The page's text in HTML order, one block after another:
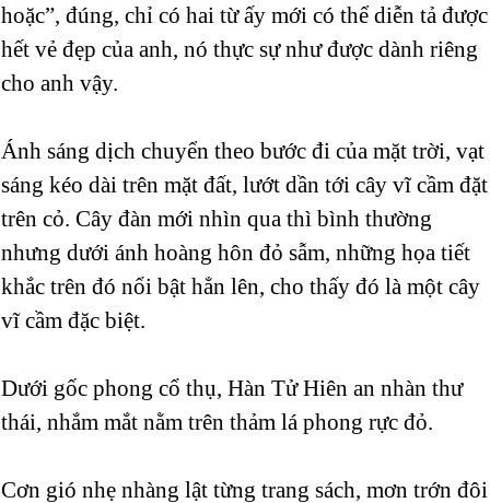
hoặc”, đúng, chỉ có hai từ ấy mới có thể diễn tả được
hết vẻ đẹp của anh, nó thực sự như được dành riêng
cho anh vậy.
Ánh sáng dịch chuyển theo bước đi của mặt trời, vạt
sáng kéo dài trên mặt đất, lướt dần tới cây vĩ cầm đặt
trên cỏ. Cây đàn mới nhìn qua thì bình thường
nhưng dưới ánh hoàng hôn đỏ sẫm, những họa tiết
khắc trên đó nổi bật hẳn lên, cho thấy đó là một cây
vĩ cầm đặc biệt.
Dưới gốc phong cổ thụ, Hàn Tử Hiên an nhàn thư
thái, nhắm mắt nằm trên thảm lá phong rực đỏ.
Cơn gió nhẹ nhàng lật từng trang sách, mơn trớn đôi